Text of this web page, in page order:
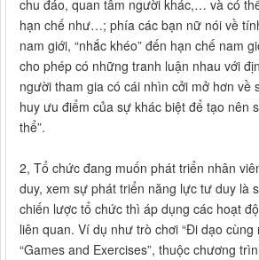
chu đáo, quan tâm người khác,… và có
hạn chế như…; phía các bạn nữ nói về
nam giới, “nhắc khéo” đến hạn chế nam
cho phép có những tranh luận nhau với
người tham gia có cái nhìn cởi mở hơn về
huy ưu điểm của sự khác biệt để tạo nên
thể”.
2, Tổ chức đang muốn phát triển nhân
duy, xem sự phát triển năng lực tư duy là
chiến lược tổ chức thì áp dụng các hoạt
liên quan. Ví dụ như trò chơi “Đi dạo cùng
“Games and Exercises”, thuộc chương